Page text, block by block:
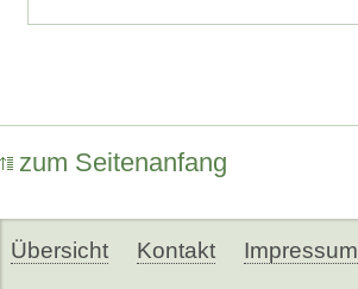
zum Seitenanfang
Übersicht Kontakt Impressum